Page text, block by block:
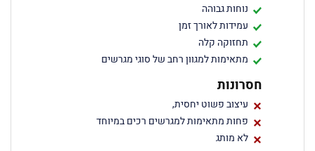
נוחות גבוהה
עמידות לאורך זמן
תחזוקה קלה
מתאימות למגוון רחב של סוגי מגרשים
חסרונות
עיצוב פשוט יחסית,
פחות מתאימות למגרשים רכים במיוחד
לא מותג